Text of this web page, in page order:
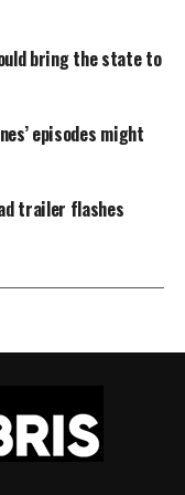
bring the state to
episodes might
trailer flashes